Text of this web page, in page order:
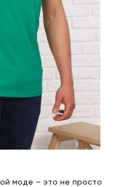
моде – это не просто